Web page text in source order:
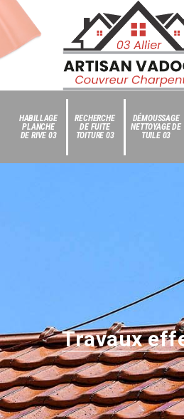
HABILLAGE
PLANCHE
DE RIVE 03
RECHERCHE
DE FUITE
TOITURE 03
DÉMOUSSAGE
NETTOYAGE DE
TUILE 03
Travaux